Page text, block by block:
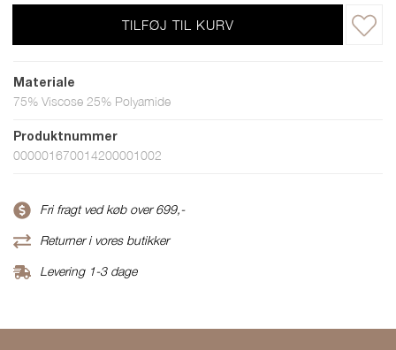
TILFØJ TIL KURV
Materiale
75% Viscose 25% Polyamide
Produktnummer
000001670014200001002
Fri fragt ved køb over 699,-
Returner i vores butikker
Levering 1-3 dage